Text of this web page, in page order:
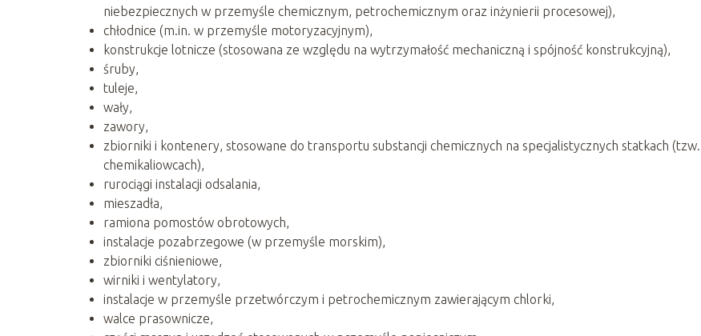
niebezpiecznych w przemyśle chemicznym, petrochemicznym oraz inżynierii procesowej),
chłodnice (m.in. w przemyśle motoryzacyjnym),
konstrukcje lotnicze (stosowana ze względu na wytrzymałość mechaniczną i spójność konstrukcyjną),
śruby,
tuleje,
wały,
zawory,
zbiorniki i kontenery, stosowane do transportu substancji chemicznych na specjalistycznych statkach (tzw.
chemikaliowcach),
rurociągi instalacji odsalania,
mieszadła,
ramiona pomostów obrotowych,
instalacje pozabrzegowe (w przemyśle morskim),
zbiorniki ciśnieniowe,
wirniki i wentylatory,
instalacje w przemyśle przetwórczym i petrochemicznym zawierającym chlorki,
walce prasownicze,